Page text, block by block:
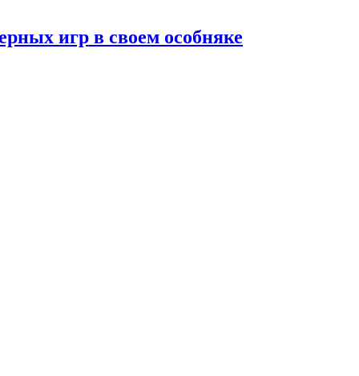
игр в своем особняке